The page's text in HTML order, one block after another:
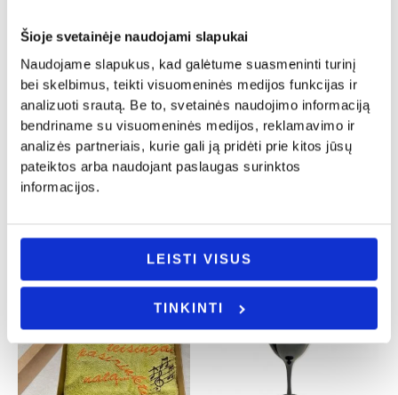
Šioje svetainėje naudojami slapukai
Naudojame slapukus, kad galėtume suasmeninti turinį
bei skelbimus, teikti visuomeninės medijos funkcijas ir
analizuoti srautą. Be to, svetainės naudojimo informaciją
bendriname su visuomeninės medijos, reklamavimo ir
analizės partneriais, kurie gali ją pridėti prie kitos jūsų
pateiktos arba naudojant paslaugas surinktos
informacijos.
LEISTI VISUS
TINKINTI
Vestuvės
Smeigtukas į tortą „Meilė yra saldi”
5.00€
- PASIRINKITE
VARIANTĄ
Dovanos gimtadienio proga
Siuvinėtas rankšluostis „Kiekviena
diena”
14.00 €